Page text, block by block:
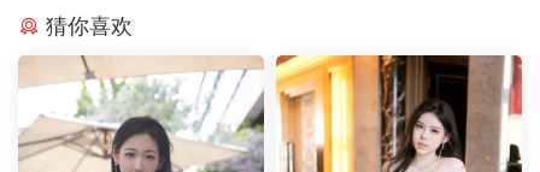
猜你喜欢